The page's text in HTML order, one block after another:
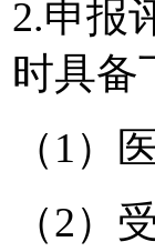
2.申报
时具备
（1）
（2）